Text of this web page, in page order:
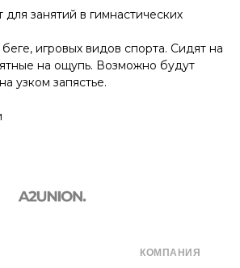
занятий в гимнастических
игровых видов спорта. Сидят на
на ощупь. Возможно будут
узком запястье.
КОМПАНИЯ